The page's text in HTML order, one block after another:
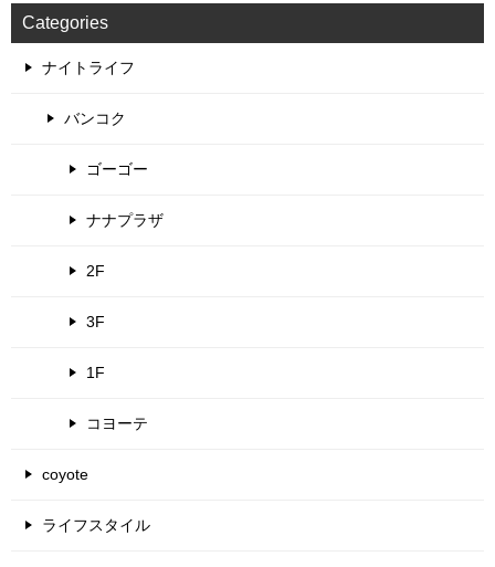
Categories
ナイトライフ
バンコク
ゴーゴー
ナナプラザ
2F
3F
1F
コヨーテ
coyote
ライフスタイル